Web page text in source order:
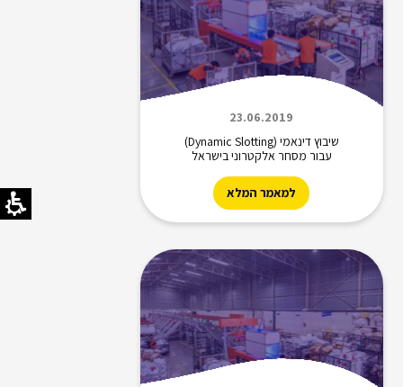
23.06.2019
שיבוץ דינאמי (Dynamic Slotting)
עבור מסחר אלקטרוני בישראל
למאמר המלא